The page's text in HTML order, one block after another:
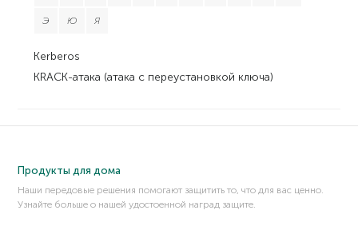
Э Ю Я
Kerberos
KRACK-атака (атака с переустановкой ключа)
Продукты для дома
Наши передовые решения помогают защитить то, что для вас ценно.
Узнайте больше о нашей удостоенной наград защите.